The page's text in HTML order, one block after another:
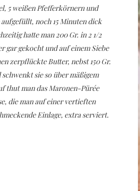
5 weißen Pfefferkörnern und
noch 15 Minuten dick
hatte man 200 Gr. in 2 1/2
gar gekocht und auf einem Siebe
zerpflückte Butter, nebst 150 Gr.
sie so über mäßigem
thut man das Maronen-Pürée
die man auf einer vertieften
Einlage, extra serviert.